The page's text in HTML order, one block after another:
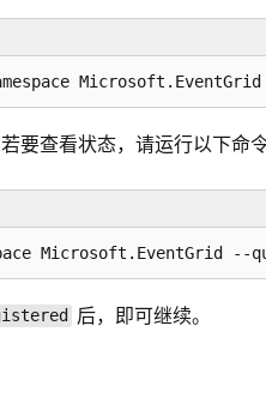
要查看状态，请运行以下命令
后，即可继续。